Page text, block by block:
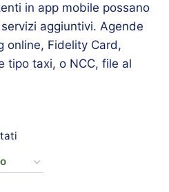
in app mobile possano
aggiuntivi. Agende
online, Fidelity Card,
tipo taxi, o NCC, file al